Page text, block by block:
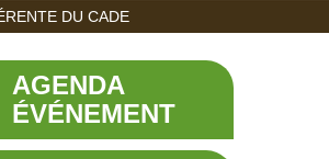
DU CADE
AGENDA
ÉVÉNEMENT